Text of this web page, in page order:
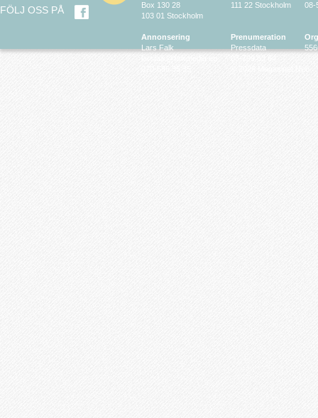
FÖLJ OSS PÅ
Box 130 28
103 01 Stockholm
Annonsering
Lars Falk
111 22 Stockholm
Prenumeration
Pressdata
08-